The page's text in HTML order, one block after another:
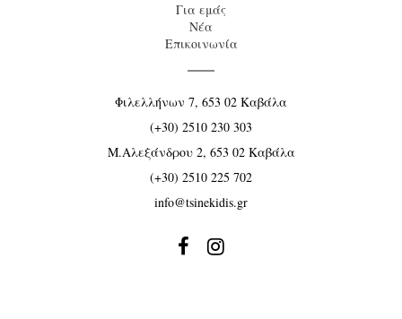
Για εμάς
Νέα
Επικοινωνία
Φιλελλήνων 7, 653 02 Καβάλα
(+30) 2510 230 303
Μ.Αλεξάνδρου 2, 653 02 Καβάλα
(+30) 2510 225 702
info@tsinekidis.gr
 